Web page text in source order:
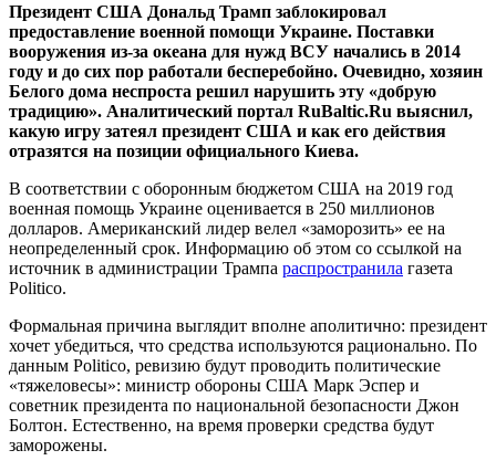
Президент США Дональд Трамп заблокировал
предоставление военной помощи Украине. Поставки
вооружения из-за океана для нужд ВСУ начались в 2014
году и до сих пор работали бесперебойно. Очевидно, хозяин
Белого дома неспроста решил нарушить эту «добрую
традицию». Аналитический портал RuBaltic.Ru выяснил,
какую игру затеял президент США и как его действия
отразятся на позиции официального Киева.
В соответствии с оборонным бюджетом США на 2019 год
военная помощь Украине оценивается в 250 миллионов
долларов. Американский лидер велел «заморозить» ее на
неопределенный срок. Информацию об этом со ссылкой на
источник в администрации Трампа распространила газета
Politico.
Формальная причина выглядит вполне аполитично: президент
хочет убедиться, что средства используются рационально. По
данным Politico, ревизию будут проводить политические
«тяжеловесы»: министр обороны США Марк Эспер и
советник президента по национальной безопасности Джон
Болтон. Естественно, на время проверки средства будут
заморожены.